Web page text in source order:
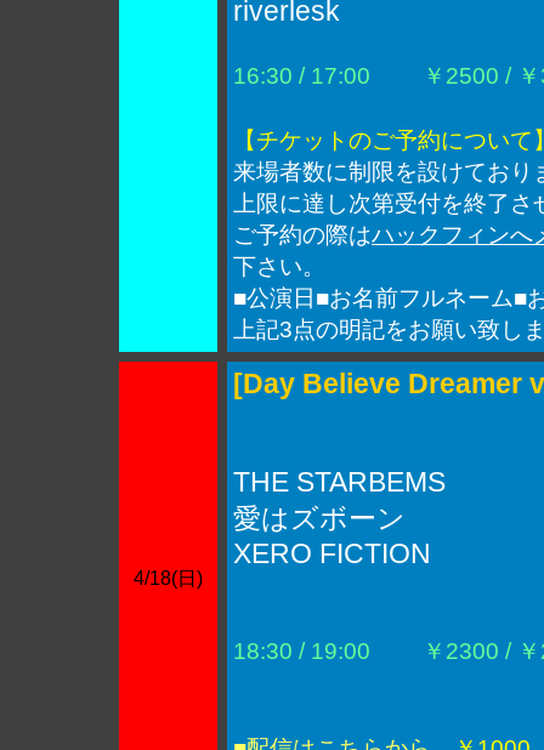
riverlesk
16:30 / 17:00 ￥2500 / ￥
【チケットのご予約について
来場者数に制限を設けており
上限に達し次第受付を終了
ご予約の際はハックフィンへ
下さい。
■公演日■お名前フルネーム■
上記3点の明記をお願い致し
4/18(日)
[Day Believe Dreamer
THE STARBEMS
愛はズボーン
XERO FICTION
18:30 / 19:00 ￥2300 / ￥